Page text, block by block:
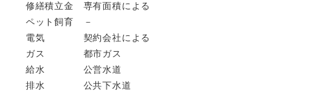
修繕積立金 専有面積による
ペット飼育 －
電気 契約会社による
ガス 都市ガス
給水 公営水道
排水 公共下水道